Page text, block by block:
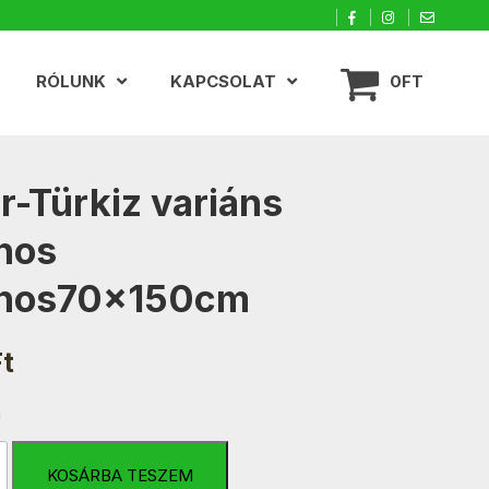
RÓLUNK KAPCSOLAT 0FT
Türkiz variáns
KOSÁRBA TESZEM